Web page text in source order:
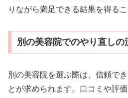
りながら満足できる結果を得るこ
別の美容院でのやり直しの
別の美容院を選ぶ際は、信頼で
とが求められます。口コミや評